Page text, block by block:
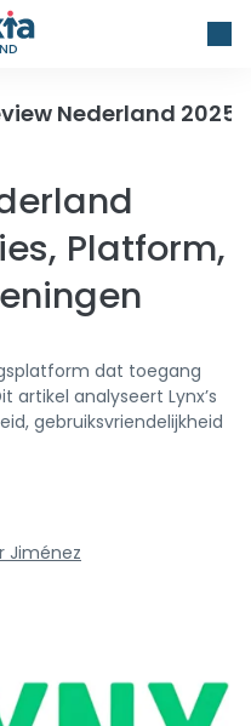
Nederland
Platform,
dat toegang
artikel analyseert Lynx’s
gebruiksvriendelijkheid
Jiménez